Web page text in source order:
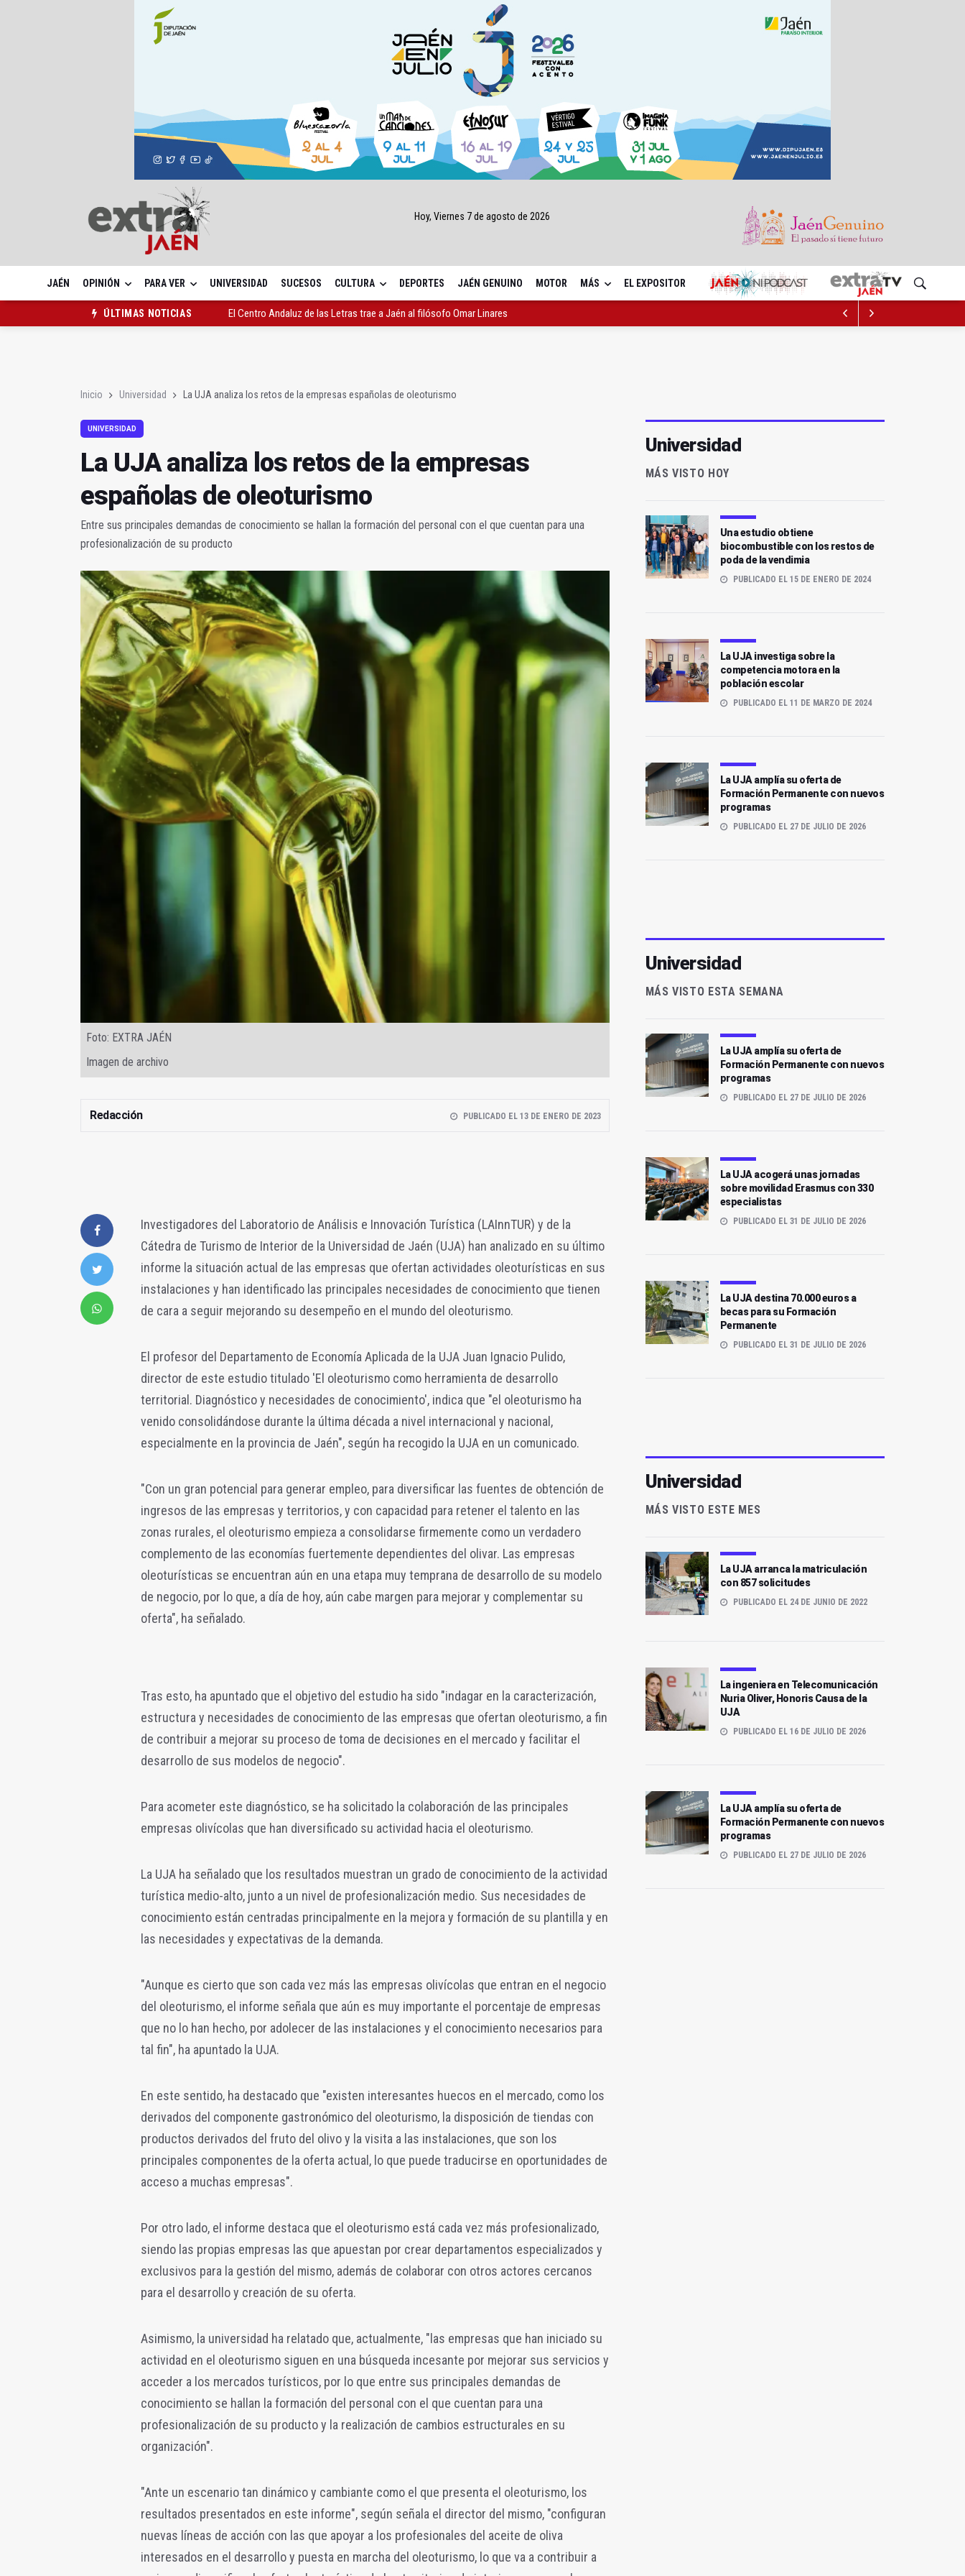
Hoy, Viernes 7 de agosto de 2026
JAÉN OPINIÓN PARA VER UNIVERSIDAD SUCESOS CULTURA DEPORTES JAÉN GENUINO MOTOR MÁS EL EXPOSITOR
ÚLTIMAS NOTICIAS
El Centro Andaluz de las Letras trae a Jaén al filósofo Omar Linares
Inicio Universidad La UJA analiza los retos de la empresas españolas de oleoturismo
UNIVERSIDAD
La UJA analiza los retos de la empresas
españolas de oleoturismo
Entre sus principales demandas de conocimiento se hallan la formación del personal con el que cuentan para una
profesionalización de su producto
Foto: EXTRA JAÉN
Imagen de archivo
Redacción PUBLICADO EL 13 DE ENERO DE 2023
Investigadores del Laboratorio de Análisis e Innovación Turística (LAInnTUR) y de la
Cátedra de Turismo de Interior de la Universidad de Jaén (UJA) han analizado en su último
informe la situación actual de las empresas que ofertan actividades oleoturísticas en sus
instalaciones y han identificado las principales necesidades de conocimiento que tienen
de cara a seguir mejorando su desempeño en el mundo del oleoturismo.
El profesor del Departamento de Economía Aplicada de la UJA Juan Ignacio Pulido,
director de este estudio titulado 'El oleoturismo como herramienta de desarrollo
territorial. Diagnóstico y necesidades de conocimiento', indica que "el oleoturismo ha
venido consolidándose durante la última década a nivel internacional y nacional,
especialmente en la provincia de Jaén", según ha recogido la UJA en un comunicado.
"Con un gran potencial para generar empleo, para diversificar las fuentes de obtención de
ingresos de las empresas y territorios, y con capacidad para retener el talento en las
zonas rurales, el oleoturismo empieza a consolidarse firmemente como un verdadero
complemento de las economías fuertemente dependientes del olivar. Las empresas
oleoturísticas se encuentran aún en una etapa muy temprana de desarrollo de su modelo
de negocio, por lo que, a día de hoy, aún cabe margen para mejorar y complementar su
oferta", ha señalado.
Tras esto, ha apuntado que el objetivo del estudio ha sido "indagar en la caracterización,
estructura y necesidades de conocimiento de las empresas que ofertan oleoturismo, a fin
de contribuir a mejorar su proceso de toma de decisiones en el mercado y facilitar el
desarrollo de sus modelos de negocio".
Para acometer este diagnóstico, se ha solicitado la colaboración de las principales
empresas olivícolas que han diversificado su actividad hacia el oleoturismo.
La UJA ha señalado que los resultados muestran un grado de conocimiento de la actividad
turística medio-alto, junto a un nivel de profesionalización medio. Sus necesidades de
conocimiento están centradas principalmente en la mejora y formación de su plantilla y en
las necesidades y expectativas de la demanda.
"Aunque es cierto que son cada vez más las empresas olivícolas que entran en el negocio
del oleoturismo, el informe señala que aún es muy importante el porcentaje de empresas
que no lo han hecho, por adolecer de las instalaciones y el conocimiento necesarios para
tal fin", ha apuntado la UJA.
En este sentido, ha destacado que "existen interesantes huecos en el mercado, como los
derivados del componente gastronómico del oleoturismo, la disposición de tiendas con
productos derivados del fruto del olivo y la visita a las instalaciones, que son los
principales componentes de la oferta actual, lo que puede traducirse en oportunidades de
acceso a muchas empresas".
Por otro lado, el informe destaca que el oleoturismo está cada vez más profesionalizado,
siendo las propias empresas las que apuestan por crear departamentos especializados y
exclusivos para la gestión del mismo, además de colaborar con otros actores cercanos
para el desarrollo y creación de su oferta.
Asimismo, la universidad ha relatado que, actualmente, "las empresas que han iniciado su
actividad en el oleoturismo siguen en una búsqueda incesante por mejorar sus servicios y
acceder a los mercados turísticos, por lo que entre sus principales demandas de
conocimiento se hallan la formación del personal con el que cuentan para una
profesionalización de su producto y la realización de cambios estructurales en su
organización".
"Ante un escenario tan dinámico y cambiante como el que presenta el oleoturismo, los
resultados presentados en este informe", según señala el director del mismo, "configuran
nuevas líneas de acción con las que apoyar a los profesionales del aceite de oliva
interesados en el desarrollo y puesta en marcha del oleoturismo, lo que va a contribuir a
Universidad
MÁS VISTO HOY
Una estudio obtiene
biocombustible con los restos de
poda de la vendimia
PUBLICADO EL 15 DE ENERO DE 2024
La UJA investiga sobre la
competencia motora en la
población escolar
PUBLICADO EL 11 DE MARZO DE 2024
La UJA amplía su oferta de
Formación Permanente con nuevos
programas
PUBLICADO EL 27 DE JULIO DE 2026
Universidad
MÁS VISTO ESTA SEMANA
La UJA amplía su oferta de
Formación Permanente con nuevos
programas
PUBLICADO EL 27 DE JULIO DE 2026
La UJA acogerá unas jornadas
sobre movilidad Erasmus con 330
especialistas
PUBLICADO EL 31 DE JULIO DE 2026
La UJA destina 70.000 euros a
becas para su Formación
Permanente
PUBLICADO EL 31 DE JULIO DE 2026
Universidad
MÁS VISTO ESTE MES
La UJA arranca la matriculación
con 857 solicitudes
PUBLICADO EL 24 DE JUNIO DE 2022
La ingeniera en Telecomunicación
Nuria Oliver, Honoris Causa de la
UJA
PUBLICADO EL 16 DE JULIO DE 2026
La UJA amplía su oferta de
Formación Permanente con nuevos
programas
PUBLICADO EL 27 DE JULIO DE 2026